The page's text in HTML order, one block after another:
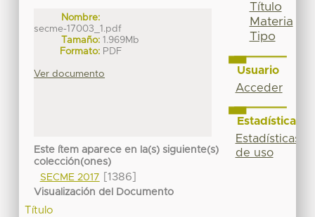
Nombre:
secme-17003_1.pdf
Tamaño: 1.969Mb
Formato: PDF
Ver documento
Este ítem aparece en la(s) siguiente(s)
colección(ones)
SECME 2017
[1386]
Visualización del Documento
Título
Título
Materia
Tipo
Usuario
Acceder
Estadísticas
Estadísticas
de uso